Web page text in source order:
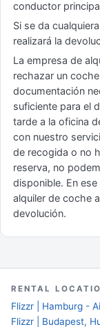
conductor
Si se da
realizará la
La empresa de
rechazar un
documentación
suficiente para el
tarde a la oficina
con nuestro
de recogida o no
reserva, no
disponible. En
alquiler de coche
devolución.
RENTAL
Flizzr | Hamburg -
Flizzr | Budapest,